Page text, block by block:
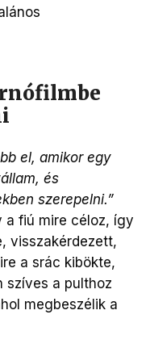
el, amikor egy
és
szerepelni.”
a fiú mire céloz, így
visszakérdezett,
a srác kibökte,
szíves a pulthoz
megbeszélik a